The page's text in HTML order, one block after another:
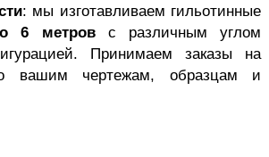
: мы изготавливаем гильотинные
6 метровс различным углом
Принимаем заказы на
вашим чертежам, образцам и